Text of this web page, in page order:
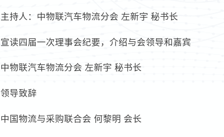
主持人：中物联汽车物流分会 左新宇 秘书长
宣读四届一次理事会纪要，介绍与会领导和嘉宾
中物联汽车物流分会 左新宇 秘书长
领导致辞
中国物流与采购联合会 何黎明 会长